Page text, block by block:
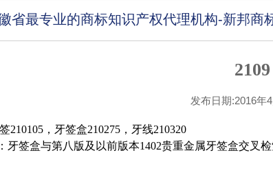
徽省最专业的商标知识产权代理机构-新邦商
发布日期:2016年
210105，牙签盒210275，牙线210320
牙签盒与第八版及以前版本1402贵重金属牙签盒交叉检